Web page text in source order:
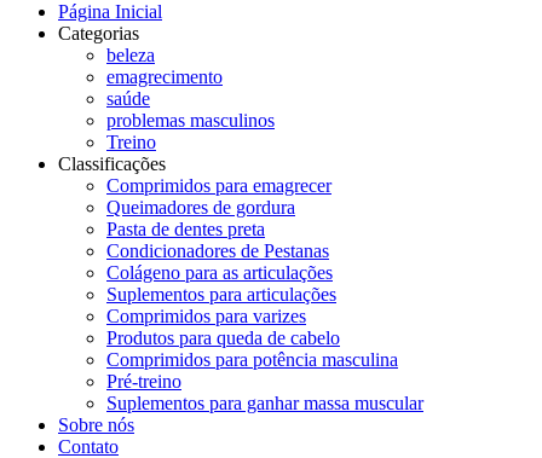
Página Inicial
Categorias
beleza
emagrecimento
saúde
problemas masculinos
Treino
Classificações
Comprimidos para emagrecer
Queimadores de gordura
Pasta de dentes preta
Condicionadores de Pestanas
Colágeno para as articulações
Suplementos para articulações
Comprimidos para varizes
Produtos para queda de cabelo
Comprimidos para potência masculina
Pré-treino
Suplementos para ganhar massa muscular
Sobre nós
Contato